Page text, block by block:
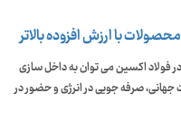
با ارزش افزوده بالاتر
فولاد اکسین می توان به داخل سازی
صرفه جویی در انرژی و حضور در